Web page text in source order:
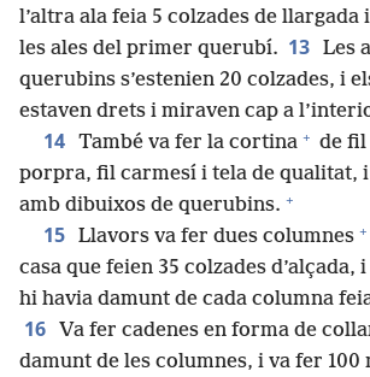
l’altra ala feia 5 colzades de llargada
les ales del primer querubí. 13 Les
querubins s’estenien 20 colzades, i
estaven drets i miraven cap a
14 També va fer la cortina + de fil
porpra, fil carmesí i tela de qualitat,
amb dibuixos de querubins. +
15 Llavors va fer dues columnes +
casa que feien 35 colzades d’alçada,
hi havia damunt de cada columna
16
Va fer cadenes en forma de
damunt de les columnes, i va fer 100